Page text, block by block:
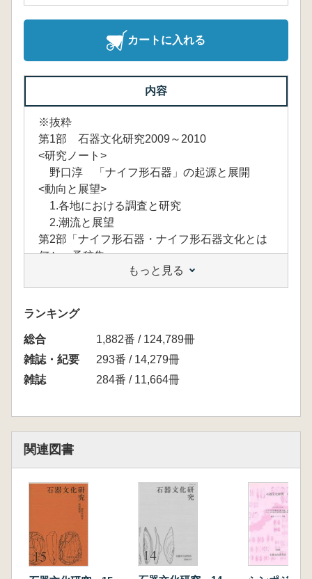
カートに入れる
内容
※抜粋
第1部 石器文化研究2009～2010
<研究ノート>
野口淳 「ナイフ形石器」の起源と展開
<動向と展望>
1.各地における調査と研究
2.潮流と展望
第2部「ナイフ形石器・ナイフ形石器文化とは
何か」予稿集
安蒜政雄 日本列島の旧石器時代研究における
石器と文化の区分」
<第1部 ナイフ形石器・ナイフ形石器文化とは
何か-研究史・現状・課題>
<第2部 組みと構造 分析の視座と展望>
基調報告6 坂下貴則 遺跡形成過程からみ
らみた地域社会の形成過程 多様な系統の理解
・読売新聞 当日のシンポ内容が掲載されまし
た
もっと見る
ランキング
総合
1,882番 / 124,789冊
雑誌・紀要
293番 / 14,279冊
雑誌
284番 / 11,664冊
関連図書